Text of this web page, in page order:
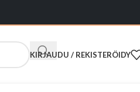
KIRJAUDU / REKISTERÖIDY